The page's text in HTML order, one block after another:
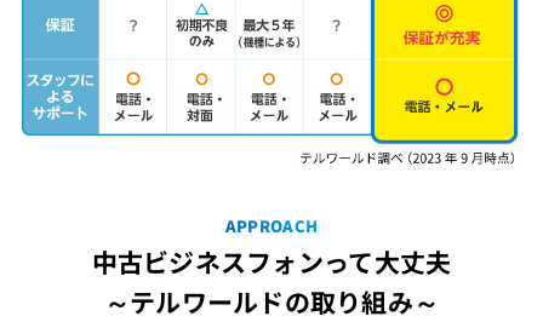
APPROACH
中古ビジネスフォンって大丈夫
～テルワールドの取り組み～